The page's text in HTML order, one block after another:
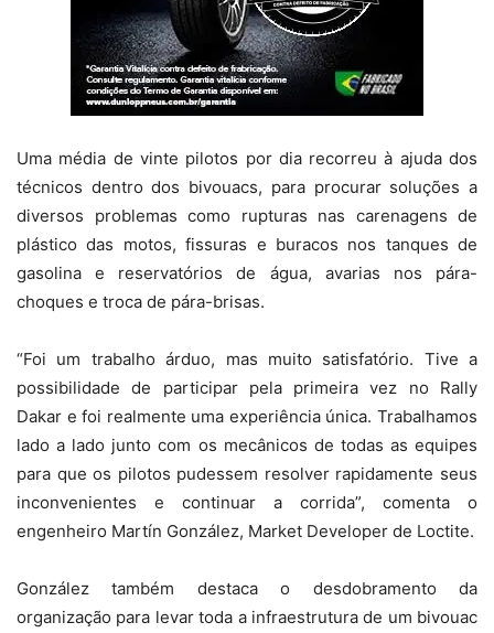
Uma média de vinte pilotos por dia recorreu à ajuda dos
técnicos dentro dos bivouacs, para procurar soluções a
diversos problemas como rupturas nas carenagens de
plástico das motos, fissuras e buracos nos tanques de
gasolina e reservatórios de água, avarias nos pára-
choques e troca de pára-brisas.
“Foi um trabalho árduo, mas muito satisfatório. Tive a
possibilidade de participar pela primeira vez no Rally
Dakar e foi realmente uma experiência única. Trabalhamos
lado a lado junto com os mecânicos de todas as equipes
para que os pilotos pudessem resolver rapidamente seus
inconvenientes e continuar a corrida”, comenta o
engenheiro Martín González, Market Developer de Loctite.
González também destaca o desdobramento da
organização para levar toda a infraestrutura de um bivouac